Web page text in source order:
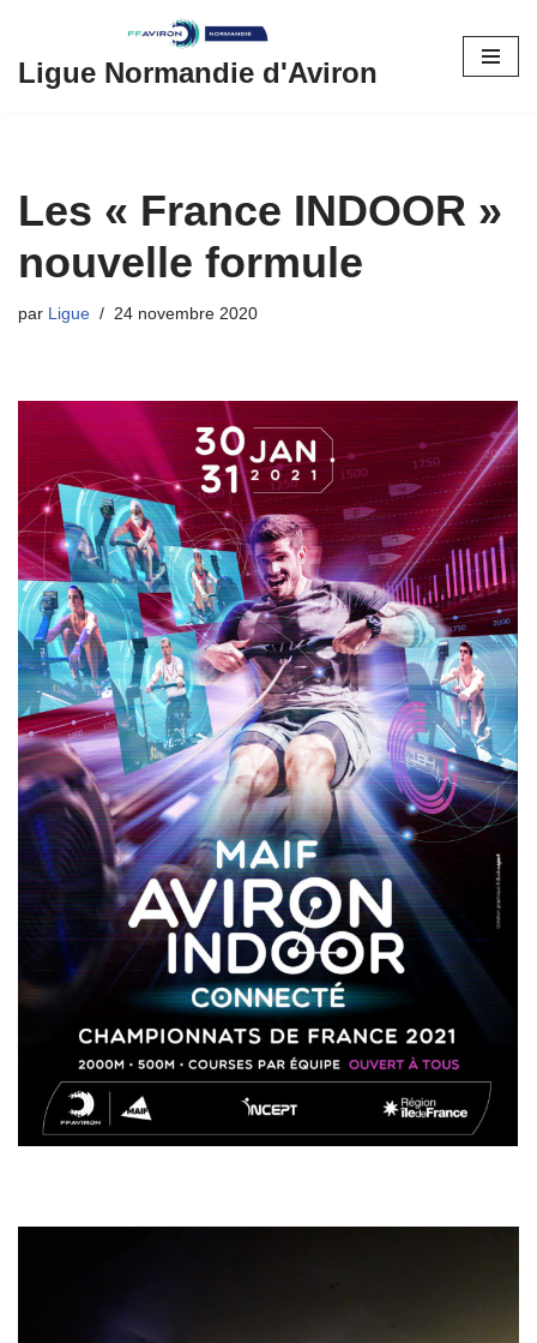
Aller
Ligue Normandie d'Aviron
Les « France INDOOR »
nouvelle formule
par Ligue 24 novembre 2020